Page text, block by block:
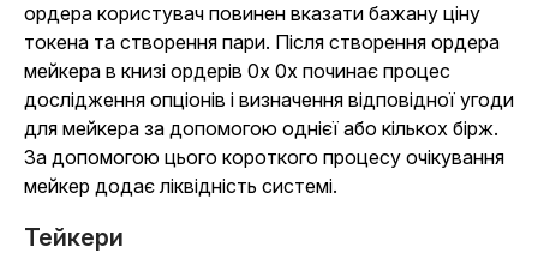
ордера користувач повинен вказати бажану ціну
токена та створення пари. Після створення ордера
мейкера в книзі ордерів 0x 0x починає процес
дослідження опціонів і визначення відповідної угоди
для мейкера за допомогою однієї або кількох бірж.
За допомогою цього короткого процесу очікування
мейкер додає ліквідність системі.
Тейкери